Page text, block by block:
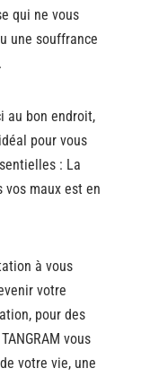
qui ne vous
une souffrance
au bon endroit,
pour vous
: La
vos maux est en
à vous
votre
pour des
vous
votre vie, une